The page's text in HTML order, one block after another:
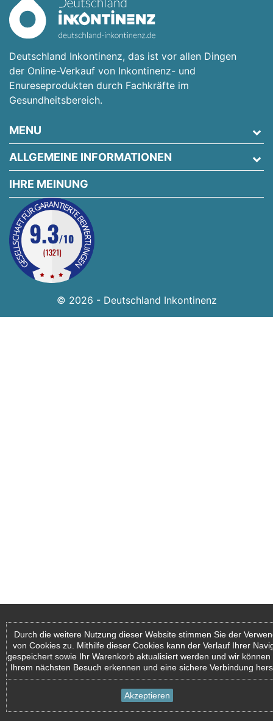
Deutschland Inkontinenz, das ist vor allen Dingen
der Online-Verkauf von Inkontinenz- und
Enureseprodukten durch Fachkräfte im
Gesundheitsbereich.
MENU
ALLGEMEINE INFORMATIONEN
Durch die weitere Nutzung dieser Website stimmen Sie der
von Cookies zu. Mithilfe dieser Cookies kann der Verlauf Ihrer
gespeichert sowie Ihr Warenkorb aktualisiert werden und wir können
Ihrem nächsten Besuch erkennen und eine sichere Verbindung
Akzeptieren
IHRE MEINUNG
© 2026 - Deutschland Inkontinenz